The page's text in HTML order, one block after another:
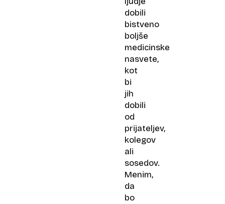
dobili
bistveno
boljše
medicinske
nasvete,
kot
bi
jih
dobili
od
prijateljev,
kolegov
ali
sosedov.
Menim,
da
bo